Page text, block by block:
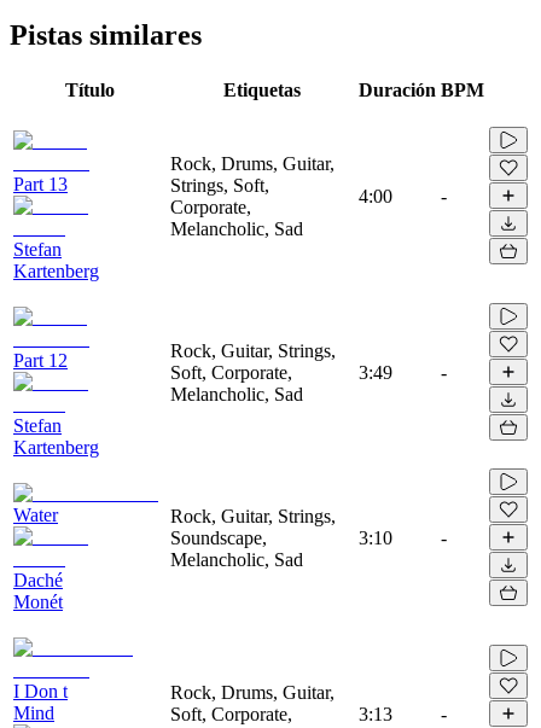
Pistas similares
Título Etiquetas Duración BPM
Part 13
Stefan
Kartenberg
Rock, Drums, Guitar,
Strings, Soft,
Corporate,
Melancholic, Sad
4:00 -
Part 12
Stefan
Kartenberg
Rock, Guitar, Strings,
Soft, Corporate,
Melancholic, Sad
3:49 -
Water
Daché
Monét
Rock, Guitar, Strings,
Soundscape,
Melancholic, Sad
3:10 -
I Don t
Mind
Rock, Drums, Guitar,
Soft, Corporate,
3:13 -